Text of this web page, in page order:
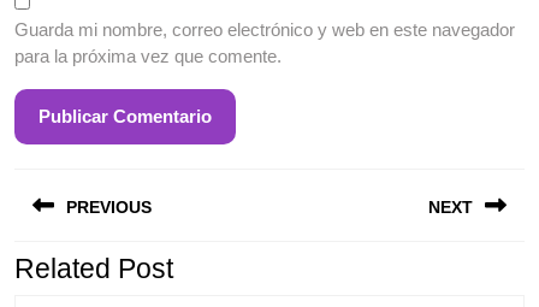
Guarda mi nombre, correo electrónico y web en este navegador
para la próxima vez que comente.
de
entradas
PREVIOUS NEXT
Related Post